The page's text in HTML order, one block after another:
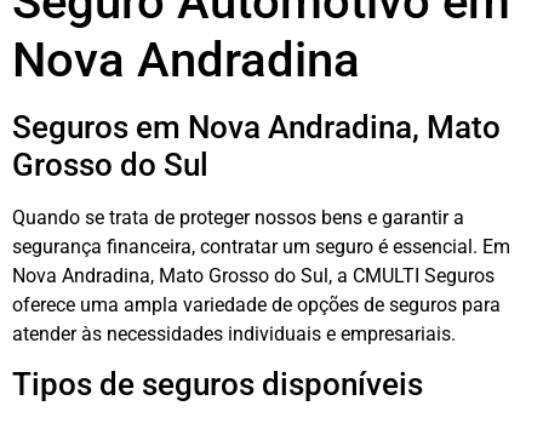
Nova Andradina
Seguros em Nova Andradina, Mato
Grosso do Sul
Quando se trata de proteger nossos bens e garantir a
segurança financeira, contratar um seguro é essencial. Em
Nova Andradina, Mato Grosso do Sul, a CMULTI Seguros
oferece uma ampla variedade de opções de seguros para
atender às necessidades individuais e empresariais.
Tipos de seguros disponíveis